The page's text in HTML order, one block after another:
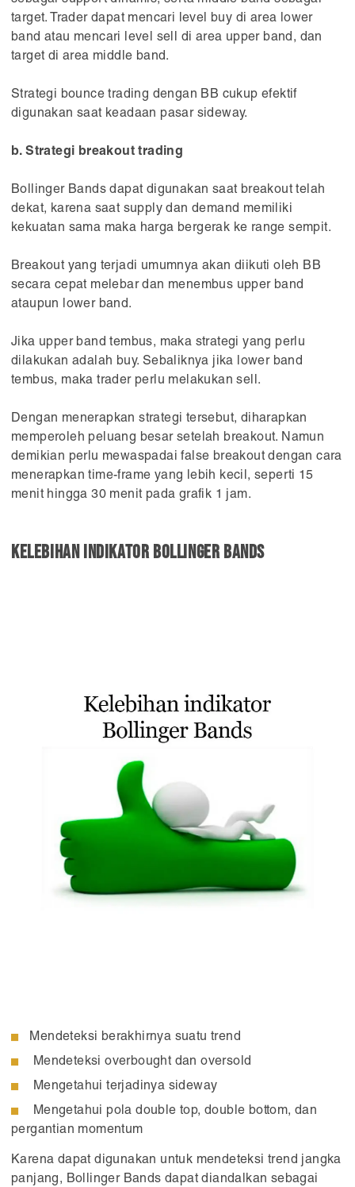
target. Trader dapat mencari level buy di area lower
band atau mencari level sell di area upper band, dan
target di area middle band.
Strategi bounce trading dengan BB cukup efektif
digunakan saat keadaan pasar sideway.
b. Strategi breakout trading
Bollinger Bands dapat digunakan saat breakout telah
dekat, karena saat supply dan demand memiliki
kekuatan sama maka harga bergerak ke range sempit.
Breakout yang terjadi umumnya akan diikuti oleh BB
secara cepat melebar dan menembus upper band
ataupun lower band.
Jika upper band tembus, maka strategi yang perlu
dilakukan adalah buy. Sebaliknya jika lower band
tembus, maka trader perlu melakukan sell.
Dengan menerapkan strategi tersebut, diharapkan
memperoleh peluang besar setelah breakout. Namun
demikian perlu mewaspadai false breakout dengan cara
menerapkan time-frame yang lebih kecil, seperti 15
menit hingga 30 menit pada grafik 1 jam.
Kelebihan indikator Bollinger Bands
Mendeteksi berakhirnya suatu trend
Mendeteksi overbought dan oversold
Mengetahui terjadinya sideway
Mengetahui pola double top, double bottom, dan
pergantian momentum
Karena dapat digunakan untuk mendeteksi trend jangka
panjang, Bollinger Bands dapat diandalkan sebagai